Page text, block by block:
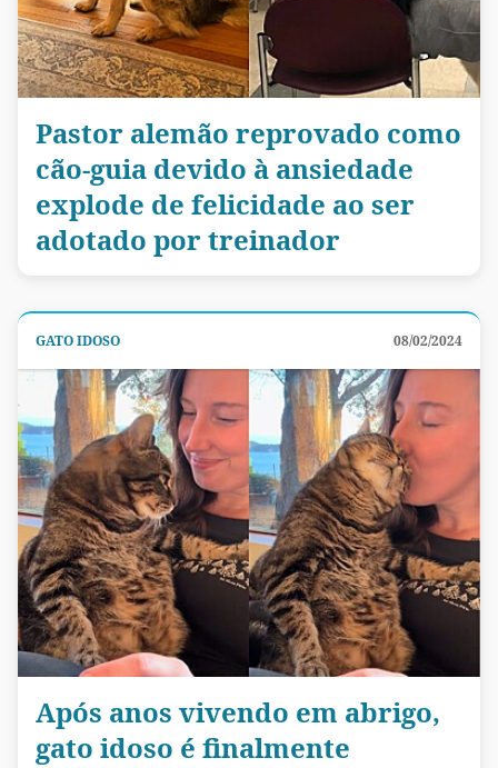
Pastor alemão reprovado como
cão-guia devido à ansiedade
explode de felicidade ao ser
adotado por treinador
GATO IDOSO 08/02/2024
Após anos vivendo em abrigo,
gato idoso é finalmente